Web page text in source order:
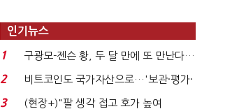
인기뉴스
1
구광모-젠슨 황, 두 달 만에 또 만난다…
로봇·AI 등 논...
2
비트코인도 국가자산으로…'보관·평가·
처분' 기준은 ...
3
(현장+)"팔 생각 접고 호가 높여